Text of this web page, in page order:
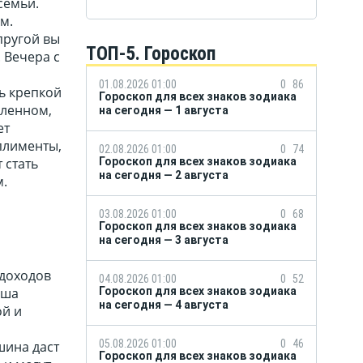
вы
с
крепкой
и
даст
ТОП-5. Гороскоп
01.08.2026 01:00 0
86
Гороскоп для всех знаков зодиака
на сегодня — 1 августа
02.08.2026 01:00 0
74
Гороскоп для всех знаков зодиака
на сегодня — 2 августа
03.08.2026 01:00 0
68
Гороскоп для всех знаков зодиака
на сегодня — 3 августа
04.08.2026 01:00 0 52
Гороскоп для всех знаков зодиака
на сегодня — 4 августа
05.08.2026 01:00 0
46
Гороскоп для всех знаков зодиака